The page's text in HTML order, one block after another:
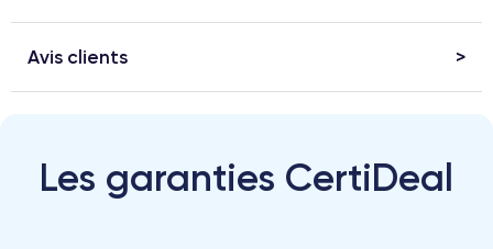
Avis clients
Les garanties CertiDeal